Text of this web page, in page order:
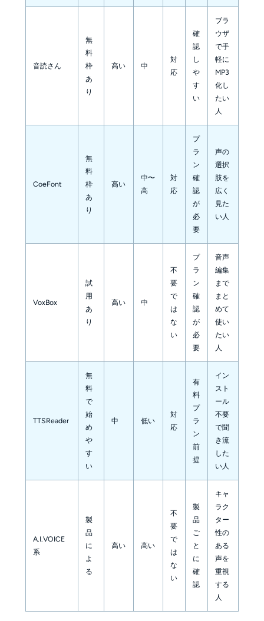
音読さん
無
料
枠
あ
り
高い 中
対
応
確
認
し
や
す
い
ブラ
ウザ
で手
軽に
MP3
化し
たい
人
CoeFont
無
料
枠
あ
り
高い
中〜
高
対
応
プ
ラ
ン
確
認
が
必
要
声の
選択
肢を
広く
見た
い人
VoxBox
試
用
あ
り
高い 中
不
要
で
は
な
い
プ
ラ
ン
確
認
が
必
要
音声
編集
まで
まと
めて
使い
たい
人
TTSReader
無
料
で
始
め
や
す
い
中 低い
対
応
有
料
プ
ラ
ン
前
提
イン
スト
ール
不要
で聞
き流
した
い人
A.I.VOICE
系
製
品
に
よ
る
高い 高い
不
要
で
は
な
い
製
品
ご
と
に
確
認
キャ
ラク
ター
性の
ある
声を
重視
する
人